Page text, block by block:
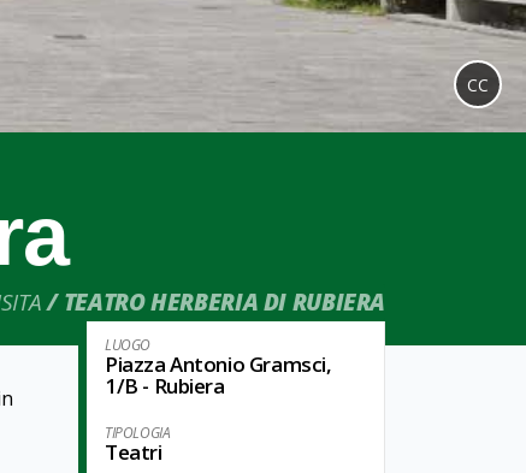
TEATRO HERBERIA DI RUBIERA
CC
LUOGO
Piazza Antonio Gramsci,
1/B - Rubiera
TIPOLOGIA
Teatri